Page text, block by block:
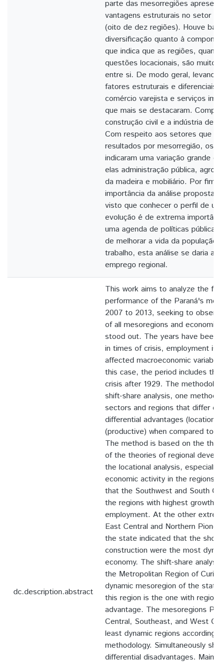
parte das mesorregiões
vantagens estruturais no setor
(oito de dez regiões). Houve
diversificação quanto à
que indica que as regiões,
questões locacionais, são muito
entre si. De modo geral,
fatores estruturais e
comércio varejista e serviços
que mais se destacaram.
construção civil e a indústria de
Com respeito aos setores que
resultados por mesorregião, os
indicaram uma variação grande
elas administração pública,
da madeira e mobiliário. Por
importância da análise proposta
visto que conhecer o perfil de
evolução é de extrema
uma agenda de políticas
de melhorar a vida da
trabalho, esta análise se daria
emprego regional.
dc.description.abstract
This work aims to analyze the
performance of the Paraná's
2007 to 2013, seeking to
of all mesoregions and
stood out. The years have been
in times of crisis, employment is
affected macroeconomic
this case, the period includes
crisis after 1929. The
shift-share analysis, one method
sectors and regions that differ
differential advantages
(productive) when compared to
The method is based on the
of the theories of regional
the locational analysis,
economic activity in the regions.
that the Southwest and South
the regions with highest growth
employment. At the other
East Central and Northern
the state indicated that the
construction were the most
economy. The shift-share
the Metropolitan Region of
dynamic mesoregion of the
this region is the one with
advantage. The mesoregions
Central, Southeast, and West
least dynamic regions according
methodology. Simultaneously
differential disadvantages.